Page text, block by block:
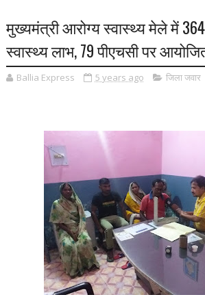
मुख्यमंत्री आरोग्य स्वास्थ्य मेले में
स्वास्थ्य लाभ, 79 पीएचसी पर
Ballia Express 5 years ago जिला जवार